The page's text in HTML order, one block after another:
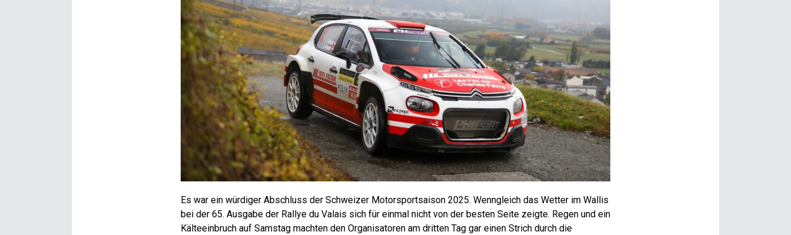
Es war ein würdiger Abschluss der Schweizer Motorsportsaison 2025. Wenngleich das Wetter im Wallis
bei der 65. Ausgabe der Rallye du Valais sich für einmal nicht von der besten Seite zeigte. Regen und ein
Kälteeinbruch auf Samstag machten den Organisatoren am dritten Tag gar einen Strich durch die